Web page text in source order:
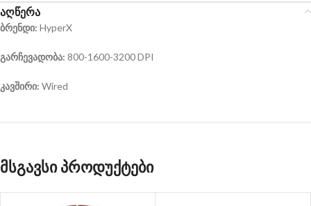
აღწერა
ბრენდი: HyperX
გარჩევადობა: 800-1600-3200 DPI
კავშირი: Wired
მსგავსი პროდუქტები